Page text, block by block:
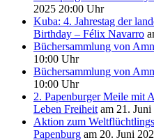
2025 20:00 Uhr
Kuba: 4. Jahrestag der
Birthday – Félix Navarro
Büchersammlung von
10:00 Uhr
Büchersammlung von
10:00 Uhr
2. Papenburger Meile mit
Leben Freiheit am 21.
Aktion zum
Papenburg am 20. Juni